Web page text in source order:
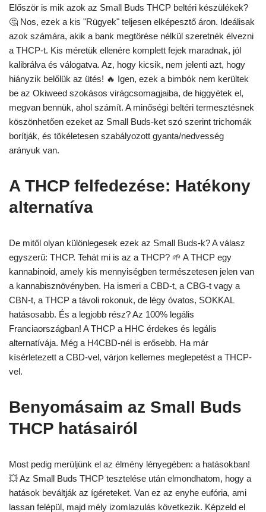
Először is mik azok az Small Buds THCP beltéri készülékek?
🤔 Nos, ezek a kis "Rügyek" teljesen elképesztő áron. Ideálisak
azok számára, akik a bank megtörése nélkül szeretnék élvezni
a THCP-t. Kis méretük ellenére komplett fejek maradnak, jól
kalibrálva és válogatva. Az, hogy kicsik, nem jelenti azt, hogy
hiányzik belőlük az ütés! 🔥 Igen, ezek a bimbók nem kerültek
be az Okiweed szokásos virágcsomagjaiba, de higgyétek el,
megvan bennük, ahol számít. A minőségi beltéri termesztésnek
köszönhetően ezeket az Small Buds-ket szó szerint trichomák
borítják, és tökéletesen szabályozott gyanta/nedvesség
arányuk van.
A THCP felfedezése: Hatékony
alternatíva
De mitől olyan különlegesek ezek az Small Buds-k? A válasz
egyszerű: THCP. Tehát mi is az a THCP? 🌱 A THCP egy
kannabinoid, amely kis mennyiségben természetesen jelen van
a kannabisznövényben. Ha ismeri a CBD-t, a CBG-t vagy a
CBN-t, a THCP a távoli rokonuk, de légy óvatos, SOKKAL
hatásosabb. És a legjobb rész? Az 100% legális
Franciaországban! A THCP a HHC érdekes és legális
alternatívája. Még a H4CBD-nél is erősebb. Ha már
kísérletezett a CBD-vel, várjon kellemes meglepetést a THCP-
vel.
Benyomásaim az Small Buds
THCP hatásairól
Most pedig merüljünk el az élmény lényegében: a hatásokban!
💥 Az Small Buds THCP tesztelése után elmondhatom, hogy a
hatások beváltják az ígéreteket. Van ez az enyhe eufória, ami
lassan felépül, majd mély izomlazulás következik. Képzeld el